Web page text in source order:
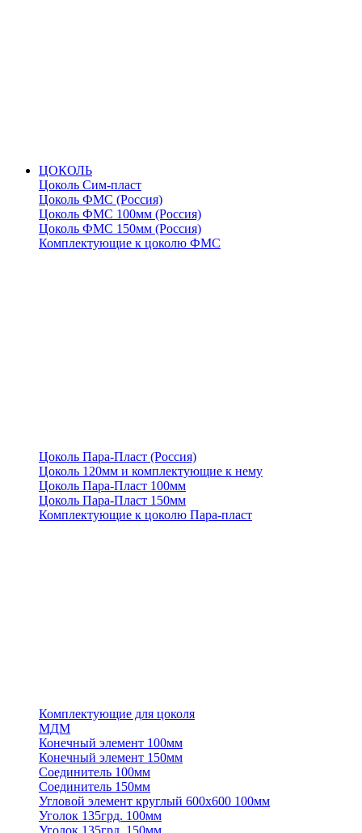
ЦОКОЛЬ
Цоколь Сим-пласт
Цоколь ФМС (Россия)
Цоколь ФМС 100мм (Россия)
Цоколь ФМС 150мм (Россия)
Комплектующие к цоколю ФМС
Цоколь Пара-Пласт (Россия)
Цоколь 120мм и комплектующие к нему
Цоколь Пара-Пласт 100мм
Цоколь Пара-Пласт 150мм
Комплектующие к цоколю Пара-пласт
Комплектующие для цоколя
МДМ
Конечный элемент 100мм
Конечный элемент 150мм
Соединитель 100мм
Соединитель 150мм
Угловой элемент круглый 600х600 100мм
Уголок 135грд. 100мм
Уголок 135грд. 150мм